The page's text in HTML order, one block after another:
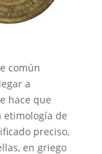
común
a
hace que
etimología de
preciso,
en griego